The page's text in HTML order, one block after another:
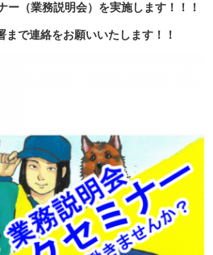
ー（業務説明会）を実施します！！！
で連絡をお願いいたします！！